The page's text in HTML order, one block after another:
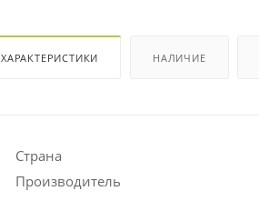
ХАРАКТЕРИСТИКИ НАЛИЧИЕ
Страна
Производитель